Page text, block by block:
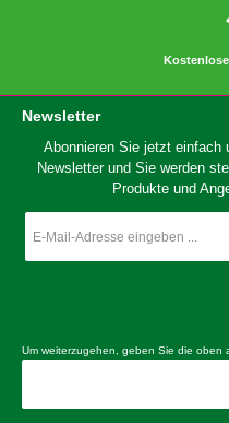
Newsletter
Abonnieren Sie jetzt einfach
Newsletter und Sie werden
Produkte und
Mail-
*
Um weiterzugehen, geben Sie die oben